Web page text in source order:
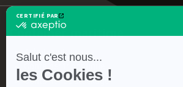
CERTIFIÉ PAR
certifié
-
En
savoir
plus
Salut c'est nous...
les Cookies !
Container maritime
Achat container
Container frigorifique
Container de stockage